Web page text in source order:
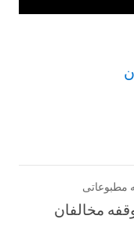
مطبوعاتی
مخالفان